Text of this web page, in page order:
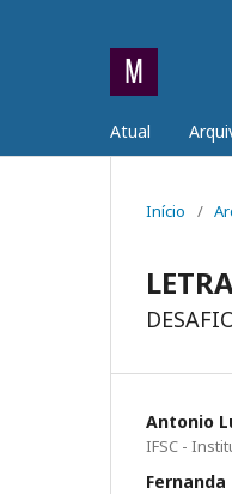
Atual
Início /
Antonio
IFSC -